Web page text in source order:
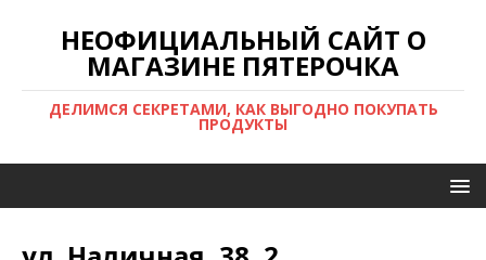
НЕОФИЦИАЛЬНЫЙ САЙТ О
МАГАЗИНЕ ПЯТЕРОЧКА
ДЕЛИМСЯ СЕКРЕТАМИ, КАК ВЫГОДНО ПОКУПАТЬ
ПРОДУКТЫ